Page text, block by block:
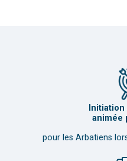
Initiation
animée
pour les Arbatiens